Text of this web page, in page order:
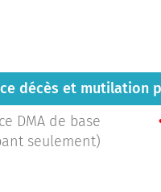
décès et mutilation
DMA de base
seulement)